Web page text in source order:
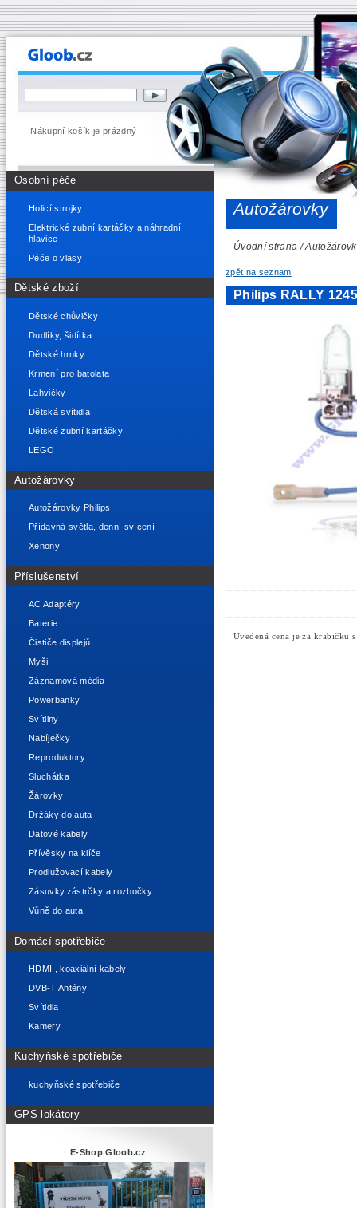
Nákupní košík je prázdný
Osobní péče
Holicí strojky
Elektrické zubní kartáčky a náhradní
hlavice
Péče o vlasy
Dětské zboží
Dětské chůvičky
Dudlíky, šidítka
Dětské hrnky
Krmení pro batolata
Lahvičky
Dětská svítidla
Dětské zubní kartáčky
LEGO
Autožárovky
Autožárovky Philips
Přídavná světla, denní svícení
Xenony
Příslušenství
AC Adaptéry
Baterie
Čističe displejů
Myši
Záznamová média
Powerbanky
Svítilny
Nabíječky
Reproduktory
Sluchátka
Žárovky
Držáky do auta
Datové kabely
Přívěsky na klíče
Prodlužovací kabely
Zásuvky,zástrčky a rozbočky
Vůně do auta
Domácí spotřebiče
HDMI , koaxiální kabely
DVB-T Antény
Svítidla
Kamery
Kuchyňské spotřebiče
kuchyňské spotřebiče
GPS lokátory
E-Shop Gloob.cz
Autožárovky
Úvodní strana /
zpět na seznam
Philips RALLY
Uvedená cena je za krabičku